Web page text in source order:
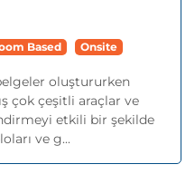
Based Onsite
oluştururken
çok çeşitli araçlar ve
etkili bir şekilde
ve g...